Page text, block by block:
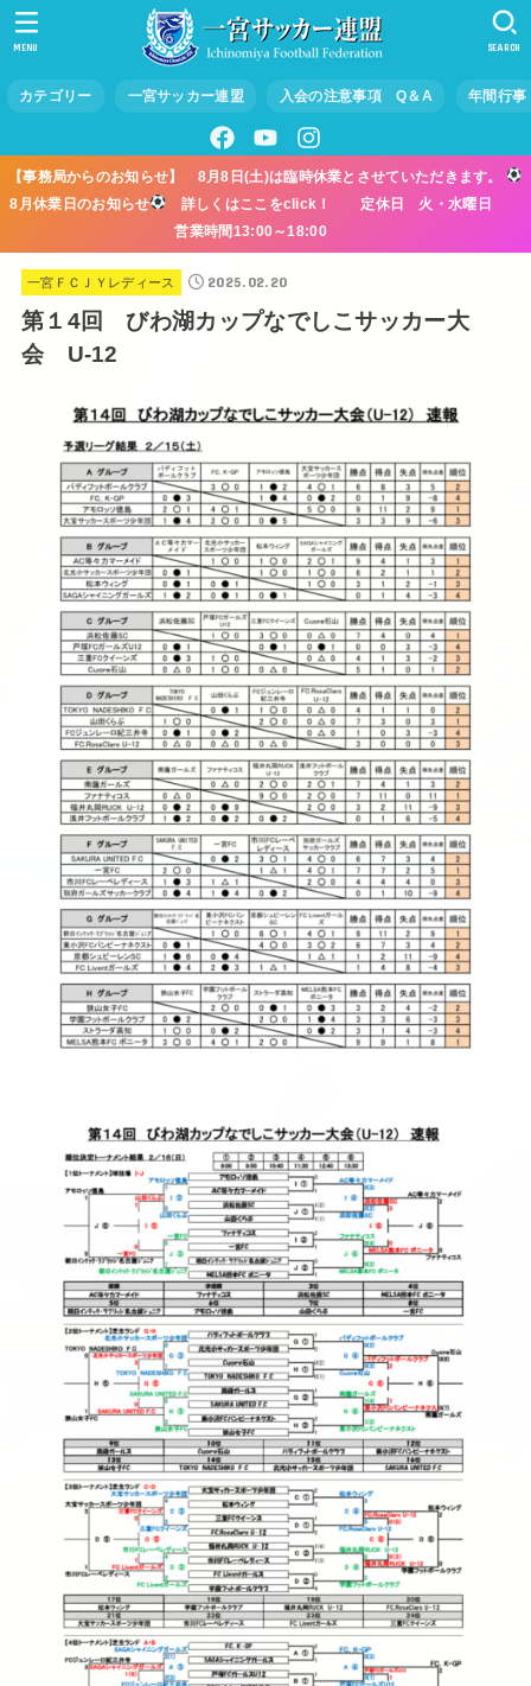
カテゴリー 一宮サッカー連盟 入会の注意事項 Q＆A 年間行事
SEARCH
MENU
【事務局からのお知らせ】 8月8日(土)は臨時休業とさせていただきます。
8月休業日のお知らせ
詳しくはここをclick！ 定休日 火・水曜日
営業時間13:00～18:00
一宮ＦＣＪＹレディース 2025.02.20
第１4回 びわ湖カップなでしこサッカー大
会 U-12